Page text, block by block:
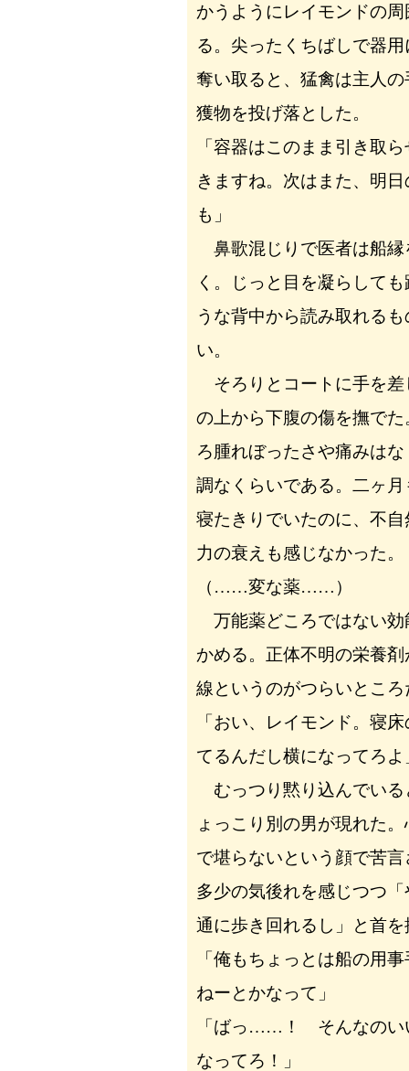
かうようにレイモンドの
る。尖ったくちばしで器
奪い取ると、猛禽は主人
獲物を投げ落とした。
「容器はこのまま引き取
きますね。次はまた、明
も」
鼻歌混じりで医者は船縁
く。じっと目を凝らして
うな背中から読み取れる
い。
そろりとコートに手を差
の上から下腹の傷を撫で
ろ腫れぼったさや痛みは
調なくらいである。二ヶ
寝たきりでいたのに、不
力の衰えも感じなかった。
（……変な薬……）
万能薬どころではない効
かめる。正体不明の栄養
線というのがつらいところ
「おい、レイモンド。寝
てるんだし横になってろよ
むっつり黙り込んでいる
ょっこり別の男が現れた
で堪らないという顔で苦
多少の気後れを感じつつ
通に歩き回れるし」と首を
「俺もちょっとは船の用
ねーとかなって」
「ばっ……！ そんなのい
なってろ！」